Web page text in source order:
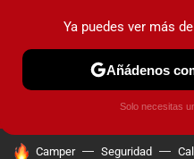
PRUEBAS COCHES
HOY SE HABLA DE
Camper Seguridad
Ya puedes ver más
Añádenos
Solo necesitas